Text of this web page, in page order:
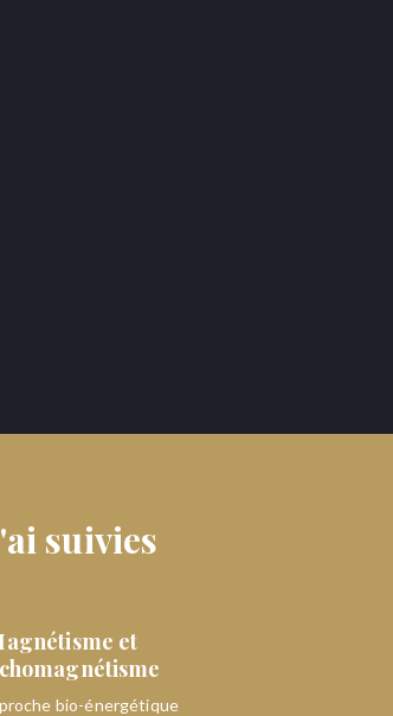
suivies
et
bio-énergétique